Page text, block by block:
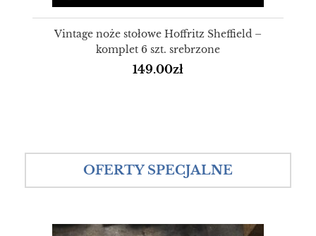
Vintage noże stołowe Hoffritz Sheffield –
komplet 6 szt. srebrzone
149.00zł
OFERTY SPECJALNE